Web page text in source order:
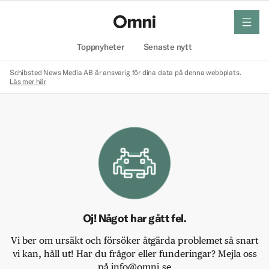
Toppnyheter Senaste nytt
meny
Schibsted News Media AB är ansvarig för dina data på denna webbplats.
Läs mer här
Oj! Något har gått fel.
Vi ber om ursäkt och försöker åtgärda problemet så snart
vi kan, håll ut! Har du frågor eller funderingar? Mejla oss